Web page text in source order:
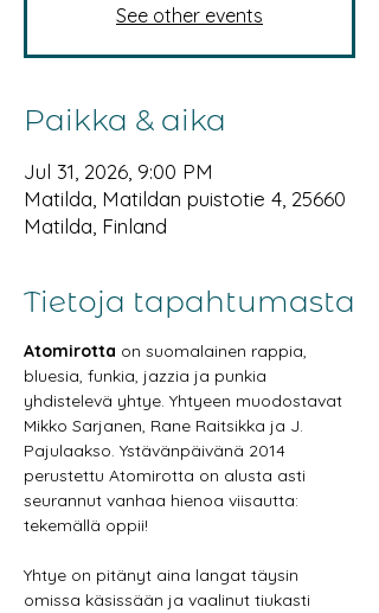
See other events
Paikka & aika
Jul 31, 2026, 9:00 PM
Matilda, Matildan puistotie 4, 25660
Matilda, Finland
Tietoja tapahtumasta
Atomirotta on suomalainen rappia,
bluesia, funkia, jazzia ja punkia
yhdistelevä yhtye. Yhtyeen muodostavat
Mikko Sarjanen, Rane Raitsikka ja J.
Pajulaakso. Ystävänpäivänä 2014
perustettu Atomirotta on alusta asti
seurannut vanhaa hienoa viisautta:
tekemällä oppii!
Yhtye on pitänyt aina langat täysin
omissa käsissään ja vaalinut tiukasti